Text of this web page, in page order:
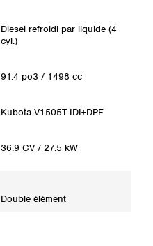
Diesel refroidi par liquide (4
cyl.)
91.4 po3 / 1498 cc
Kubota V1505T-IDI+DPF
36.9 CV / 27.5 kW
Double élément